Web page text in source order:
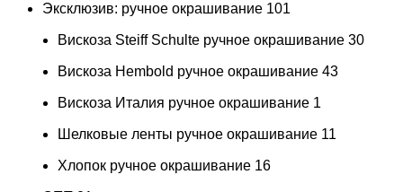
Эксклюзив: ручное окрашивание 101
Вискоза Steiff Schulte ручное окрашивание 30
Вискоза Hembold ручное окрашивание 43
Вискоза Италия ручное окрашивание 1
Шелковые ленты ручное окрашивание 11
Хлопок ручное окрашивание 16